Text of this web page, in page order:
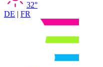
32°
DE | FR